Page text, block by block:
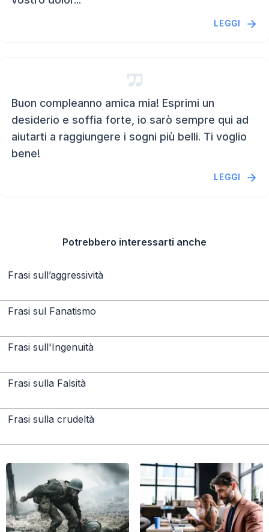
LEGGI
Buon compleanno amica mia! Esprimi un
desiderio e soffia forte, io sarò sempre qui ad
aiutarti a raggiungere i sogni più belli. Ti voglio
bene!
LEGGI
Potrebbero interessarti anche
Frasi sull’aggressività
Frasi sul Fanatismo
Frasi sull'Ingenuità
Frasi sulla Falsità
Frasi sulla crudeltà